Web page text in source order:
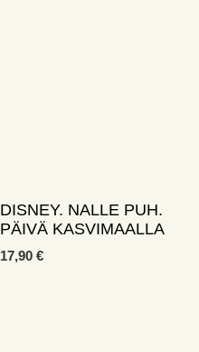
DISNEY. NALLE PUH.
PÄIVÄ KASVIMAALLA
17,90 €